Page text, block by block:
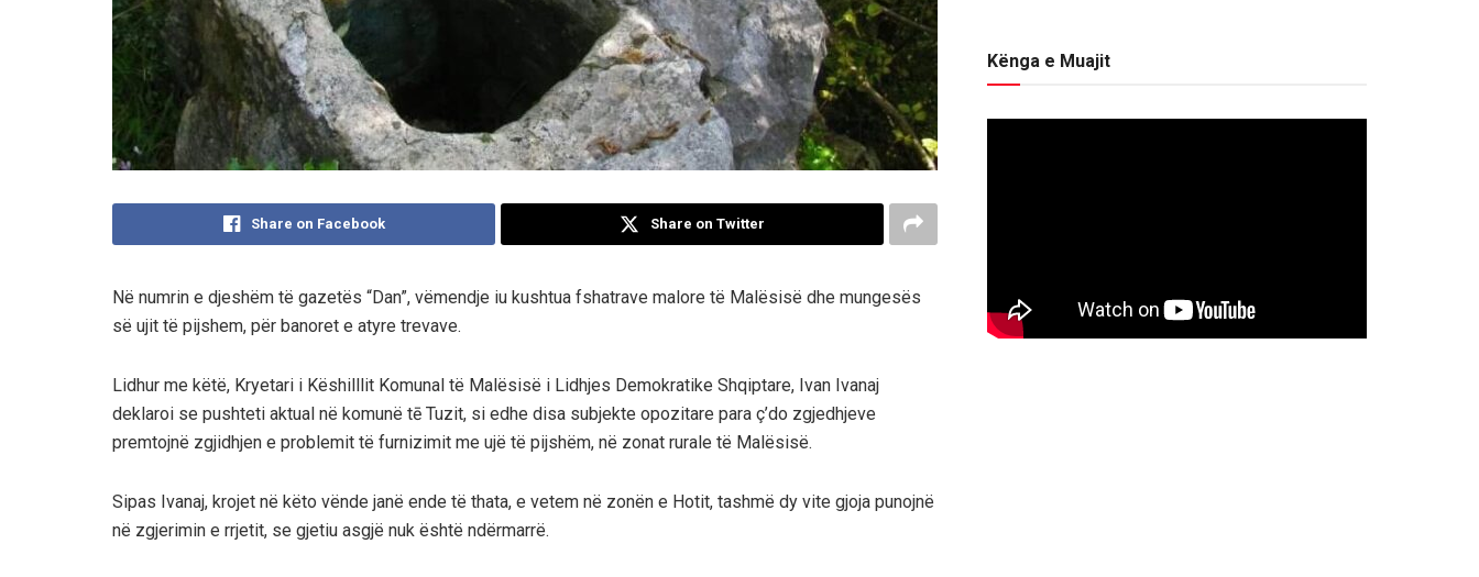
Share on Facebook Share on Twitter
Në numrin e djeshëm të gazetës “Dan”, vëmendje iu kushtua fshatrave malore të Malësisë dhe mungesës
së ujit të pijshem, për banoret e atyre trevave.
Lidhur me këtë, Kryetari i Këshilllit Komunal të Malësisë i Lidhjes Demokratike Shqiptare, Ivan Ivanaj
deklaroi se pushteti aktual në komunë tē Tuzit, si edhe disa subjekte opozitare para ç’do zgjedhjeve
premtojnë zgjidhjen e problemit të furnizimit me ujë të pijshëm, në zonat rurale të Malësisë.
Sipas Ivanaj, krojet në këto vënde janë ende të thata, e vetem në zonën e Hotit, tashmë dy vite gjoja punojnë
në zgjerimin e rrjetit, se gjetiu asgjë nuk është ndërmarrë.
Kënga e Muajit